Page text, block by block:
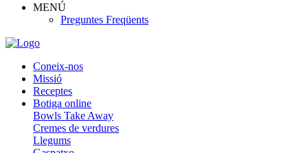
MENÚ
Preguntes Freqüents
Coneix-nos
Missió
Receptes
Botiga online
Bowls Take Away
Cremes de verdures
Llegums